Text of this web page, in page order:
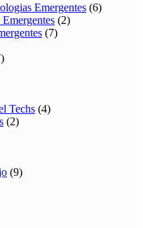
Emergentes (6)
(2)
(7)
Techs (4)
(2)
(9)